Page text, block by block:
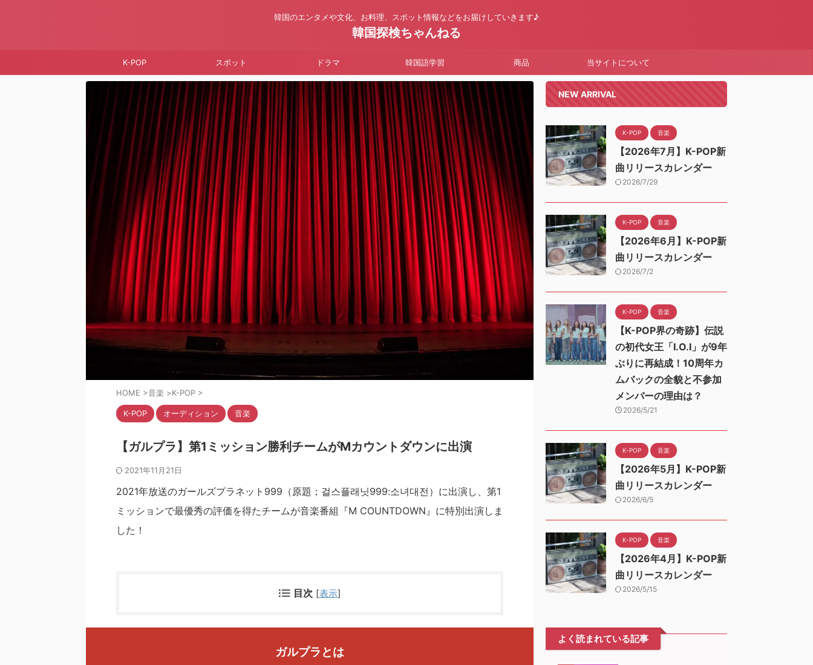
韓国のエンタメや文化、お料理、スポット情報などをお届けしていきます♪
韓国探検ちゃんねる
K-POP スポット ドラマ 韓国語学習 商品 当サイトについて
HOME >音楽 >K-POP >
K-POP オーディション 音楽
【ガルプラ】第1ミッション勝利チームがMカウントダウンに出演
2021年11月21日
2021年放送のガールズプラネット999（原題；걸스플래닛999:소녀대전）に出演し、第1
ミッションで最優秀の評価を得たチームが音楽番組『M COUNTDOWN』に特別出演しま
した！
目次 [表示]
ガルプラとは
NEW ARRIVAL
K-POP 音楽
【2026年7月】K-POP新
曲リリースカレンダー
2026/7/29
K-POP 音楽
【2026年6月】K-POP新
曲リリースカレンダー
2026/7/2
K-POP 音楽
【K-POP界の奇跡】伝説
の初代女王「I.O.I」が9年
ぶりに再結成！10周年カ
ムバックの全貌と不参加
メンバーの理由は？
2026/5/21
K-POP 音楽
【2026年5月】K-POP新
曲リリースカレンダー
2026/6/5
K-POP 音楽
【2026年4月】K-POP新
曲リリースカレンダー
2026/5/15
よく読まれている記事